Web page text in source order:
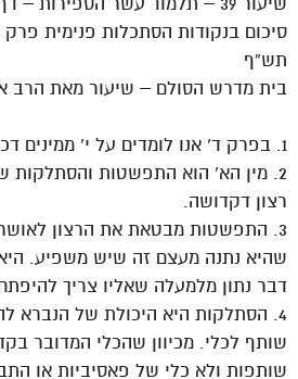
סיכום בנקודות הסתכלות פנימית
תש”ף
בית מדרש הסולם – שיעור מאת הרב
1. בפרק ד’ אנו לומדים על י’ ממינים דכלים מצד הקדושה
2. מין הא’ הוא התפשטות והסתלקות
רצון דקדושה.
3. התפשטות מבטאת את הרצון
שהיא נתנה מעצם זה שיש משפיע.
דבר נתון מלמעלה שאליו צריך
4. הסתלקות היא היכולת של הנברא
שותף לכלי. מכיוון שהכלי המדובר
שותפות ולא כלי של פאסיביות או